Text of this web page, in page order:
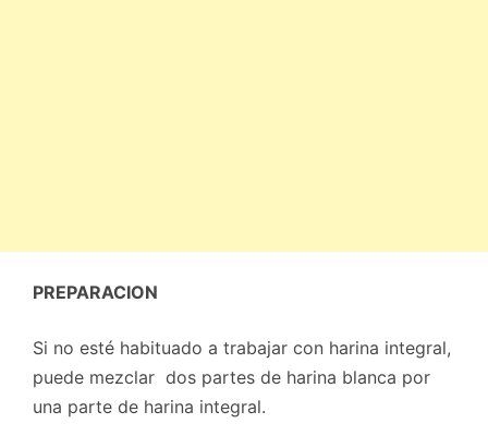
PREPARACION
Si no esté habituado a trabajar con harina integral,
puede mezclar dos partes de harina blanca por
una parte de harina integral.